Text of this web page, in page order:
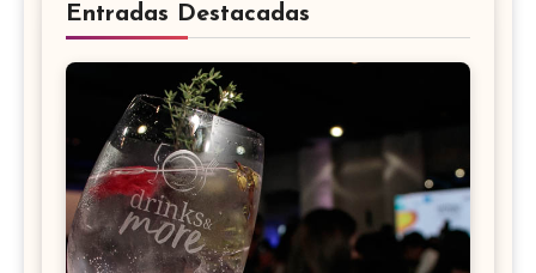
Entradas Destacadas